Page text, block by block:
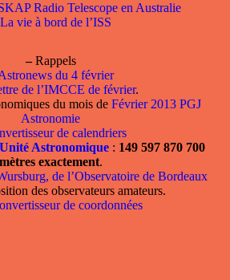
Radio Telescope en Australie
La vie à bord de l’ISS
–Rappels
du 4 février
de l’IMCCE de février.
du mois de Février 2013 PGJ
Astronomie
de calendriers
Astronomique: 149 597 870 700
mètres exactement.
de l’Observatoire de Bordeaux
des observateurs amateurs.
de coordonnées